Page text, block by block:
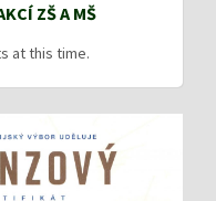
ZŠ A MŠ
at this time.